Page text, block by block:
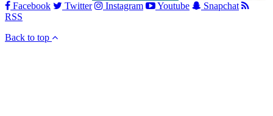
Facebook Twitter Instagram Youtube
Snapchat
RSS
Back to top